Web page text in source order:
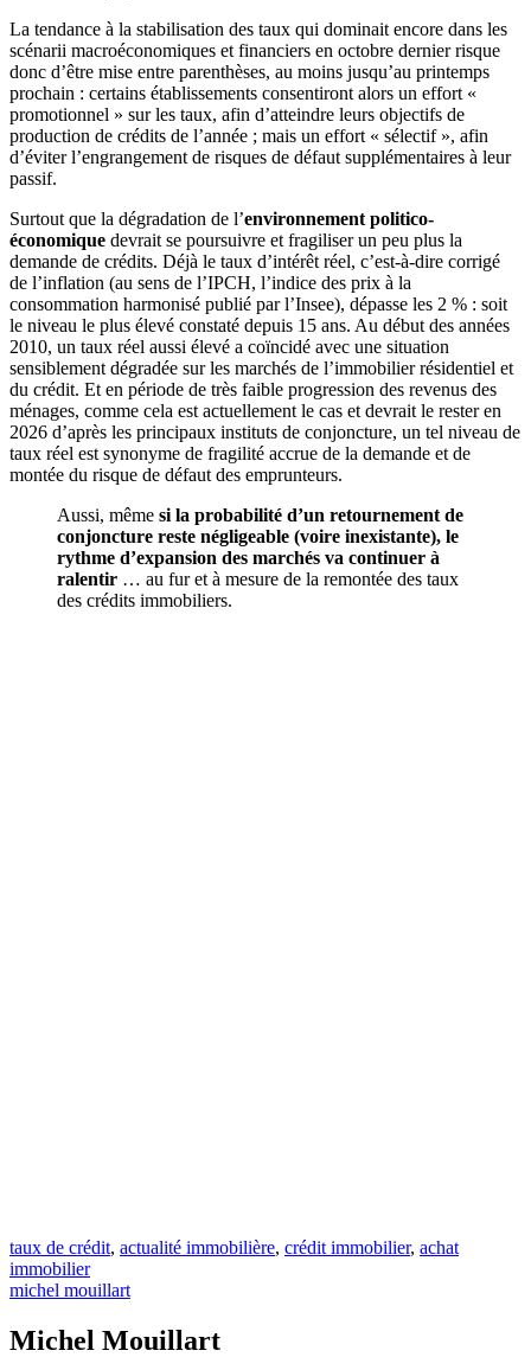
La tendance à la stabilisation des taux qui dominait encore dans les
scénarii macroéconomiques et financiers en octobre dernier risque
donc d’être mise entre parenthèses, au moins jusqu’au printemps
prochain : certains établissements consentiront alors un effort «
promotionnel » sur les taux, afin d’atteindre leurs objectifs de
production de crédits de l’année ; mais un effort « sélectif », afin
d’éviter l’engrangement de risques de défaut supplémentaires à leur
passif.
Surtout que la dégradation de l’environnement politico-
économique devrait se poursuivre et fragiliser un peu plus la
demande de crédits. Déjà le taux d’intérêt réel, c’est-à-dire corrigé
de l’inflation (au sens de l’IPCH, l’indice des prix à la
consommation harmonisé publié par l’Insee), dépasse les 2 % : soit
le niveau le plus élevé constaté depuis 15 ans. Au début des années
2010, un taux réel aussi élevé a coïncidé avec une situation
sensiblement dégradée sur les marchés de l’immobilier résidentiel et
du crédit. Et en période de très faible progression des revenus des
ménages, comme cela est actuellement le cas et devrait le rester en
2026 d’après les principaux instituts de conjoncture, un tel niveau de
taux réel est synonyme de fragilité accrue de la demande et de
montée du risque de défaut des emprunteurs.
Aussi, même si la probabilité d’un retournement de
conjoncture reste négligeable (voire inexistante), le
rythme d’expansion des marchés va continuer à
ralentir … au fur et à mesure de la remontée des taux
des crédits immobiliers.
taux de crédit, actualité immobilière, crédit immobilier, achat
immobilier
michel mouillart
Michel Mouillart